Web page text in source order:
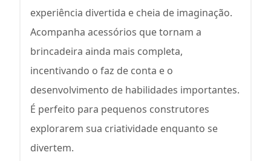
experiência divertida e cheia de imaginação.
Acompanha acessórios que tornam a
brincadeira ainda mais completa,
incentivando o faz de conta e o
desenvolvimento de habilidades importantes.
É perfeito para pequenos construtores
explorarem sua criatividade enquanto se
divertem.